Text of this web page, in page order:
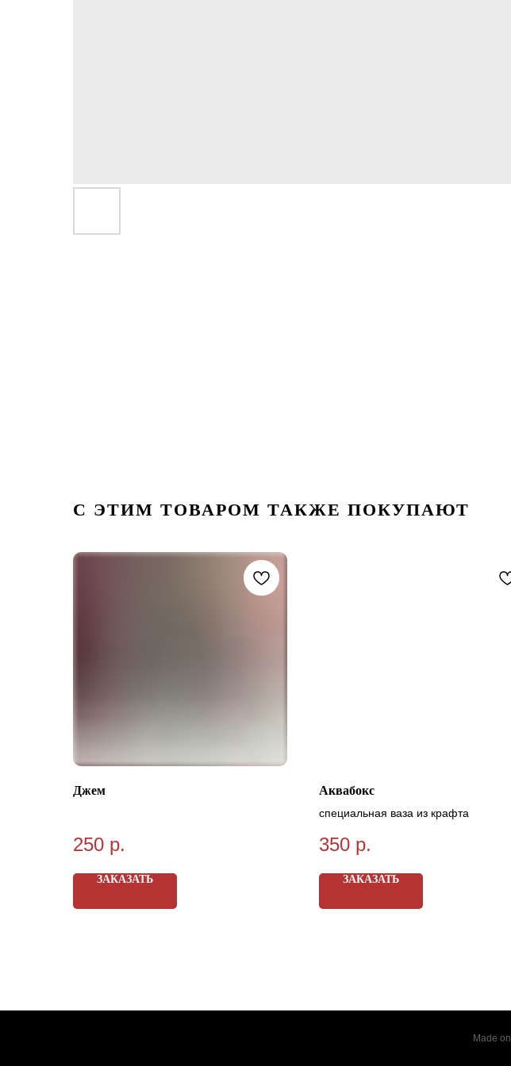
С ЭТИМ ТОВАРОМ ТАКЖЕ ПОКУПАЮТ
Джем
250 р.
ЗАКАЗАТЬ
Аквабокс
специальная ваза из крафта
350 р.
ЗАКАЗАТЬ
Made on